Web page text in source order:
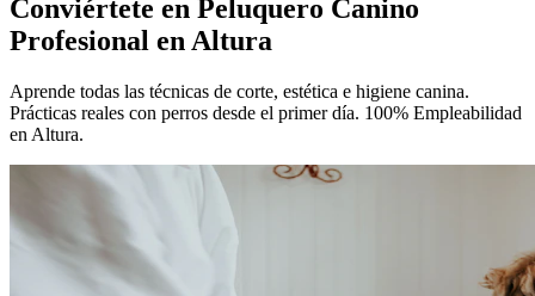
Conviértete en Peluquero Canino
Profesional en Altura
Aprende todas las técnicas de corte, estética e higiene canina.
Prácticas reales con perros desde el primer día. 100% Empleabilidad
en Altura.